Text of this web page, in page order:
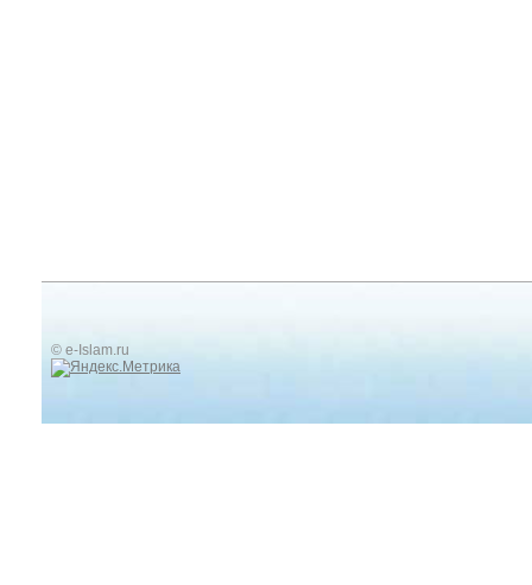
© e-Islam.ru